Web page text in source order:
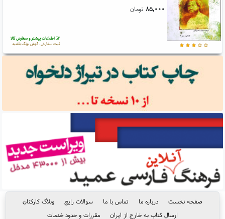
۸۵,۰۰۰ تومان
اطلاعات بیشتر و سفارش کالا
ثبت سفارش، گوش بزنگ باشید
صفحه نخست درباره ما تماس با ما سوالات رایج
وبلاگ کارکنان
ارسال کتاب به خارج از ایران
مقررات و حدود خدمات